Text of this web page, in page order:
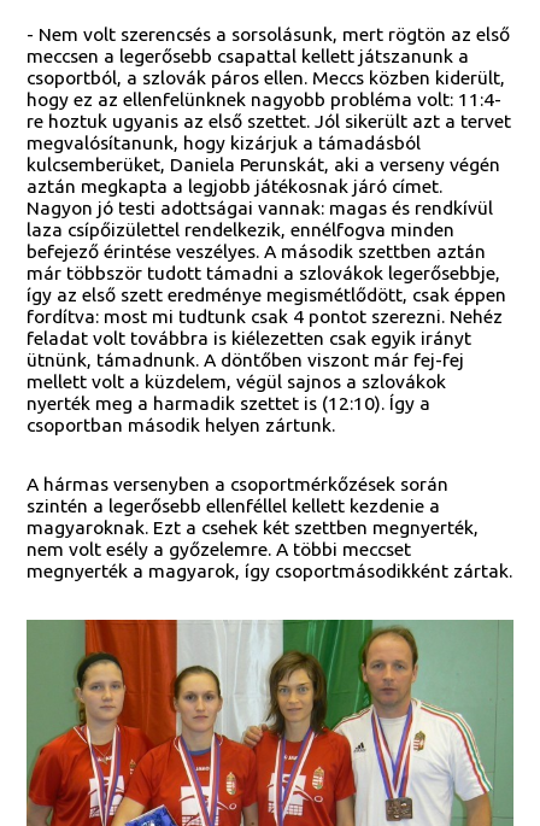
- Nem volt szerencsés a sorsolásunk, mert rögtön az első
meccsen a legerősebb csapattal kellett játszanunk a
csoportból, a szlovák páros ellen. Meccs közben kiderült,
hogy ez az ellenfelünknek nagyobb probléma volt: 11:4-
re hoztuk ugyanis az első szettet. Jól sikerült azt a tervet
megvalósítanunk, hogy kizárjuk a támadásból
kulcsemberüket, Daniela Perunskát, aki a verseny végén
aztán megkapta a legjobb játékosnak járó címet.
Nagyon jó testi adottságai vannak: magas és rendkívül
laza csípőizülettel rendelkezik, ennélfogva minden
befejező érintése veszélyes. A második szettben aztán
már többször tudott támadni a szlovákok legerősebbje,
így az első szett eredménye megismétlődött, csak éppen
fordítva: most mi tudtunk csak 4 pontot szerezni. Nehéz
feladat volt továbbra is kiélezetten csak egyik irányt
ütnünk, támadnunk. A döntőben viszont már fej-fej
mellett volt a küzdelem, végül sajnos a szlovákok
nyerték meg a harmadik szettet is (12:10). Így a
csoportban második helyen zártunk.
A hármas versenyben a csoportmérkőzések során
szintén a legerősebb ellenféllel kellett kezdenie a
magyaroknak. Ezt a csehek két szettben megnyerték,
nem volt esély a győzelemre. A többi meccset
megnyerték a magyarok, így csoportmásodikként zártak.